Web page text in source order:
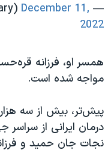
— Dr. Nina Ansary (@drninaansary)
December 11,
2022
مواجه شده است.
پیش‌تر، بیش از سه هزار
درمان ایرانی از سراسر
نجات جان حمید و